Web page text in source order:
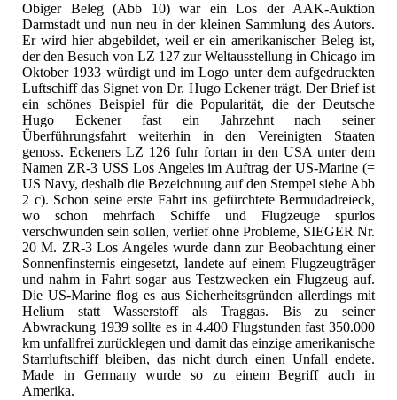
Obiger Beleg (Abb 10) war ein Los der AAK-Auktion
Darmstadt und nun neu in der kleinen Sammlung des Autors.
Er wird hier abgebildet, weil er ein amerikanischer Beleg ist,
der den Besuch von LZ 127 zur Weltausstellung in Chicago im
Oktober 1933 würdigt und im Logo unter dem aufgedruckten
Luftschiff das Signet von Dr. Hugo Eckener trägt. Der Brief ist
ein schönes Beispiel für die Popularität, die der Deutsche
Hugo Eckener fast ein Jahrzehnt nach seiner
Überführungsfahrt weiterhin in den Vereinigten Staaten
genoss. Eckeners LZ 126 fuhr fortan in den USA unter dem
Namen ZR-3 USS Los Angeles im Auftrag der US-Marine (=
US Navy, deshalb die Bezeichnung auf den Stempel siehe Abb
2 c). Schon seine erste Fahrt ins gefürchtete Bermudadreieck,
wo schon mehrfach Schiffe und Flugzeuge spurlos
verschwunden sein sollen, verlief ohne Probleme, SIEGER Nr.
20 M. ZR-3 Los Angeles wurde dann zur Beobachtung einer
Sonnenfinsternis eingesetzt, landete auf einem Flugzeugträger
und nahm in Fahrt sogar aus Testzwecken ein Flugzeug auf.
Die US-Marine flog es aus Sicherheitsgründen allerdings mit
Helium statt Wasserstoff als Traggas. Bis zu seiner
Abwrackung 1939 sollte es in 4.400 Flugstunden fast 350.000
km unfallfrei zurücklegen und damit das einzige amerikanische
Starrluftschiff bleiben, das nicht durch einen Unfall endete.
Made in Germany wurde so zu einem Begriff auch in
Amerika.